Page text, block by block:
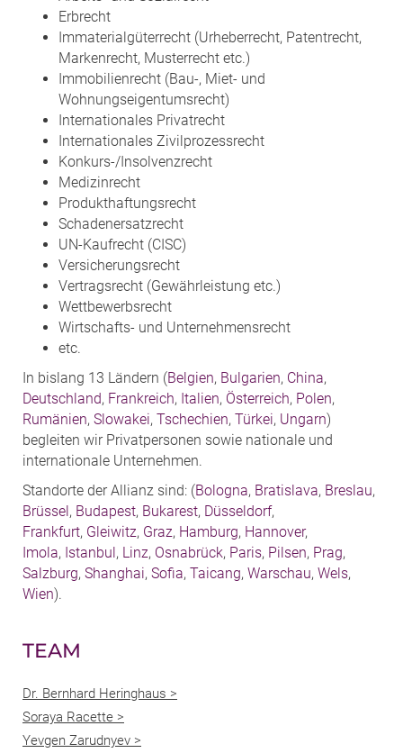
Erbrecht
Immaterialgüterrecht (Urheberrecht, Patentrecht,
Markenrecht, Musterrecht etc.)
Immobilienrecht (Bau-, Miet- und
Wohnungseigentumsrecht)
Internationales Privatrecht
Internationales Zivilprozessrecht
Konkurs-/Insolvenzrecht
Medizinrecht
Produkthaftungsrecht
Schadenersatzrecht
UN-Kaufrecht (CISC)
Versicherungsrecht
Vertragsrecht (Gewährleistung etc.)
Wettbewerbsrecht
Wirtschafts- und Unternehmensrecht
etc.
In bislang 13 Ländern (Belgien, Bulgarien, China,
Deutschland, Frankreich, Italien, Österreich, Polen,
Rumänien, Slowakei, Tschechien, Türkei, Ungarn)
begleiten wir Privatpersonen sowie nationale und
internationale Unternehmen.
Standorte der Allianz sind: (Bologna, Bratislava, Breslau,
Brüssel, Budapest, Bukarest, Düsseldorf,
Frankfurt, Gleiwitz, Graz, Hamburg, Hannover,
Imola, Istanbul, Linz, Osnabrück, Paris, Pilsen, Prag,
Salzburg, Shanghai, Sofia, Taicang, Warschau, Wels,
Wien).
TEAM
Dr. Bernhard Heringhaus >
Soraya Racette >
Yevgen Zarudnyev >